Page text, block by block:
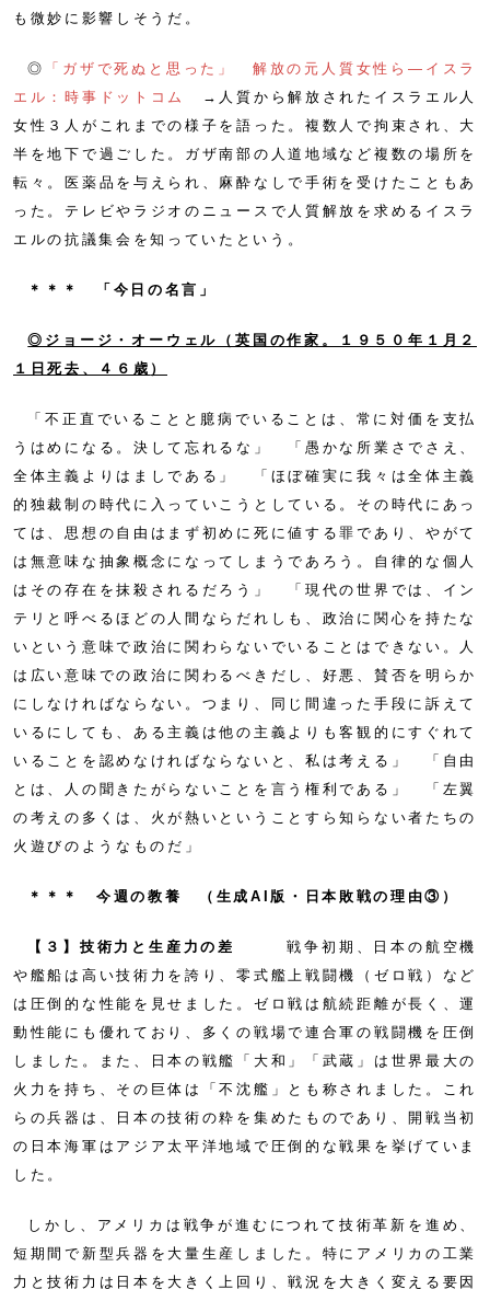
も微妙に影響しそうだ。
◎
「ガザで死ぬと思った」 解放の元人質女性ら―イスラ
エル：時事ドットコム
→人質から解放されたイスラエル人
女性３人がこれまでの様子を語った。複数人で拘束され、大
半を地下で過ごした。ガザ南部の人道地域など複数の場所を
転々。医薬品を与えられ、麻酔なしで手術を受けたこともあ
った。テレビやラジオのニュースで人質解放を求めるイスラ
エルの抗議集会を知っていたという。
＊＊＊ 「今日の名言」
◎ジョージ・オーウェル（英国の作家。１９５０年１月２
１日死去、４６歳 ）
「不正直でいることと臆病でいることは、常に対価を支払
うはめになる。決して忘れるな」 「愚かな所業さでさえ、
全体主義よりはましである」 「ほぼ確実に我々は全体主義
的独裁制の時代に入っていこうとしている。その時代にあっ
ては、思想の自由はまず初めに死に値する罪であり、やがて
は無意味な抽象概念になってしまうであろう。自律的な個人
はその存在を抹殺されるだろう」 「現代の世界では、イン
テリと呼べるほどの人間ならだれしも、政治に関心を持たな
いという意味で政治に関わらないでいることはできない。人
は広い意味での政治に関わるべきだし、好悪、賛否を明らか
にしなければならない。つまり、同じ間違った手段に訴えて
いるにしても、ある主義は他の主義よりも客観的にすぐれて
いることを認めなければならないと、私は考える」 「自由
とは、人の聞きたがらないことを言う権利である」 「左翼
の考えの多くは、火が熱いということすら知らない者たちの
火遊びのようなものだ」
＊＊＊ 今週の教養 （生成AI版・日本敗戦の理由③）
【３】技術力と生産力の差
戦争初期、日本の航空機
や艦船は高い技術力を誇り、零式艦上戦闘機（ゼロ戦）など
は圧倒的な性能を見せました。ゼロ戦は航続距離が長く、運
動性能にも優れており、多くの戦場で連合軍の戦闘機を圧倒
しました。また、日本の戦艦「大和」「武蔵」は世界最大の
火力を持ち、その巨体は「不沈艦」とも称されました。これ
らの兵器は、日本の技術の粋を集めたものであり、開戦当初
の日本海軍はアジア太平洋地域で圧倒的な戦果を挙げていま
した。
しかし、アメリカは戦争が進むにつれて技術革新を進め、
短期間で新型兵器を大量生産しました。特にアメリカの工業
力と技術力は日本を大きく上回り、戦況を大きく変える要因